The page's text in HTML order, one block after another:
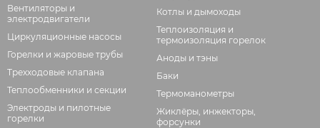
Вентиляторы и
электродвигатели
Циркуляционные насосы
Горелки и жаровые трубы
Трехходовые клапана
Теплообменники и секции
Электроды и пилотные
горелки
Котлы и дымоходы
Теплоизоляция и
термоизоляция горелок
Аноды и тэны
Баки
Термоманометры
Жиклёры, инжекторы,
форсунки